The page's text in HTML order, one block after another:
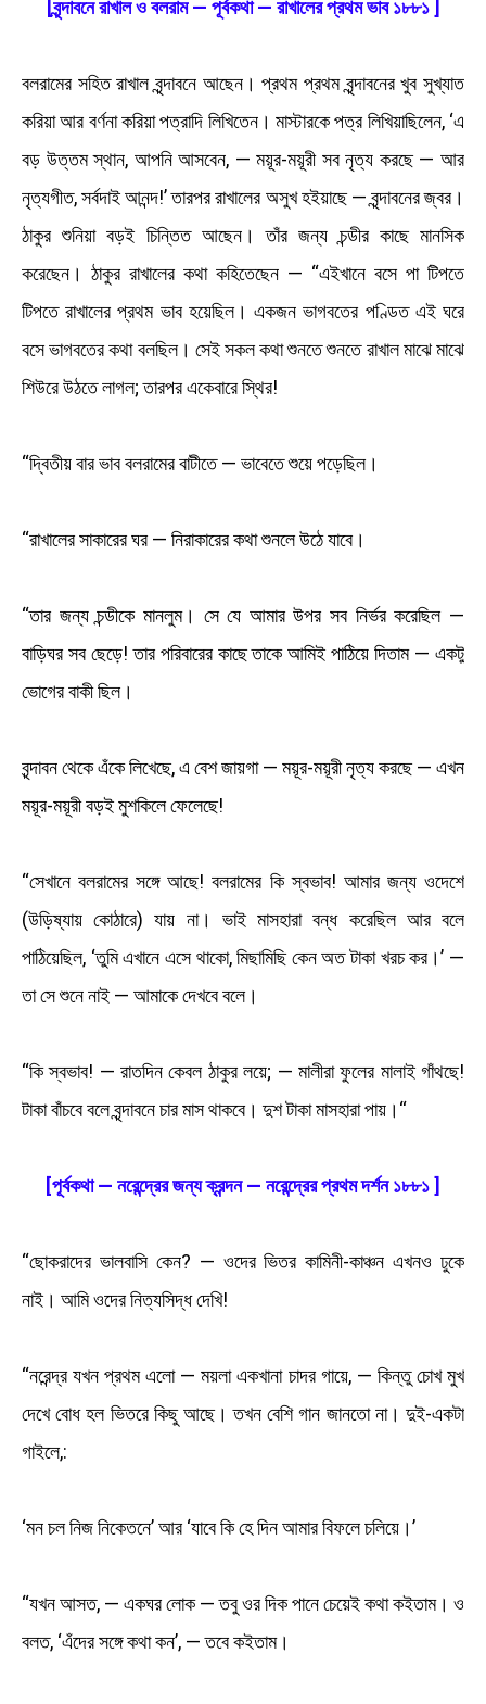
[বৃন্দাবনে রাখাল ও বলরাম — পূর্বকথা — রাখালের প্রথম ভাব ১৮৮১ ]
বলরামের সহিত রাখাল বৃন্দাবনে আছেন। প্রথম প্রথম বৃন্দাবনের খুব সুখ্যাত
করিয়া আর বর্ণনা করিয়া পত্রাদি লিখিতেন। মাস্টারকে পত্র লিখিয়াছিলেন, ‘এ
বড় উত্তম স্থান, আপনি আসবেন, — ময়ূর-ময়ূরী সব নৃত্য করছে — আর
নৃত্যগীত, সর্বদাই আনন্দ!’ তারপর রাখালের অসুখ হইয়াছে — বৃন্দাবনের জ্বর।
ঠাকুর শুনিয়া বড়ই চিন্তিত আছেন। তাঁর জন্য চন্ডীর কাছে মানসিক
করেছেন। ঠাকুর রাখালের কথা কহিতেছেন — “এইখানে বসে পা টিপতে
টিপতে রাখালের প্রথম ভাব হয়েছিল। একজন ভাগবতের পণ্ডিত এই ঘরে
বসে ভাগবতের কথা বলছিল। সেই সকল কথা শুনতে শুনতে রাখাল মাঝে মাঝে
শিউরে উঠতে লাগল; তারপর একেবারে স্থির!
“দ্বিতীয় বার ভাব বলরামের বাটীতে — ভাবেতে শুয়ে পড়েছিল।
“রাখালের সাকারের ঘর — নিরাকারের কথা শুনলে উঠে যাবে।
“তার জন্য চন্ডীকে মানলুম। সে যে আমার উপর সব নির্ভর করেছিল —
বাড়িঘর সব ছেড়ে! তার পরিবারের কাছে তাকে আমিই পাঠিয়ে দিতাম — একটু
ভোগের বাকী ছিল।
বৃন্দাবন থেকে এঁকে লিখেছে, এ বেশ জায়গা — ময়ূর-ময়ূরী নৃত্য করছে — এখন
ময়ূর-ময়ূরী বড়ই মুশকিলে ফেলেছে!
“সেখানে বলরামের সঙ্গে আছে! বলরামের কি স্বভাব! আমার জন্য ওদেশে
(উড়িষ্যায় কোঠারে) যায় না। ভাই মাসহারা বন্ধ করেছিল আর বলে
পাঠিয়েছিল, ‘তুমি এখানে এসে থাকো, মিছামিছি কেন অত টাকা খরচ কর।’ —
তা সে শুনে নাই — আমাকে দেখবে বলে।
“কি স্বভাব! — রাতদিন কেবল ঠাকুর লয়ে; — মালীরা ফুলের মালাই গাঁথছে!
টাকা বাঁচবে বলে বৃন্দাবনে চার মাস থাকবে। দুশ টাকা মাসহারা পায়।“
[পূর্বকথা — নরেন্দ্রের জন্য ক্রন্দন — নরেন্দ্রের প্রথম দর্শন ১৮৮১ ]
“ছোকরাদের ভালবাসি কেন? — ওদের ভিতর কামিনী-কাঞ্চন এখনও ঢুকে
নাই। আমি ওদের নিত্যসিদ্ধ দেখি!
“নরেন্দ্র যখন প্রথম এলো — ময়লা একখানা চাদর গায়ে, — কিন্তু চোখ মুখ
দেখে বোধ হল ভিতরে কিছু আছে। তখন বেশি গান জানতো না। দুই-একটা
গাইলে,:
‘মন চল নিজ নিকেতনে’ আর ‘যাবে কি হে দিন আমার বিফলে চলিয়ে।’
“যখন আসত, — একঘর লোক — তবু ওর দিক পানে চেয়েই কথা কইতাম। ও
বলত, ‘এঁদের সঙ্গে কথা কন’, — তবে কইতাম।